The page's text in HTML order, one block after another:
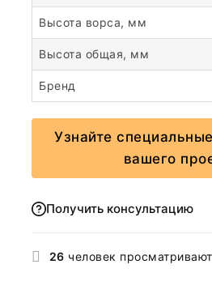
Высота ворса, мм
Высота общая, мм
Бренд
Узнайте
вашего
Получить консультацию
26 человек